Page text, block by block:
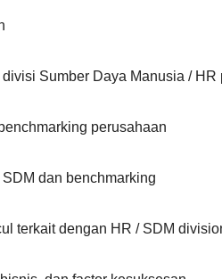
Sumber Daya Manusia / HR
perusahaan
dan benchmarking
terkait dengan HR / SDM